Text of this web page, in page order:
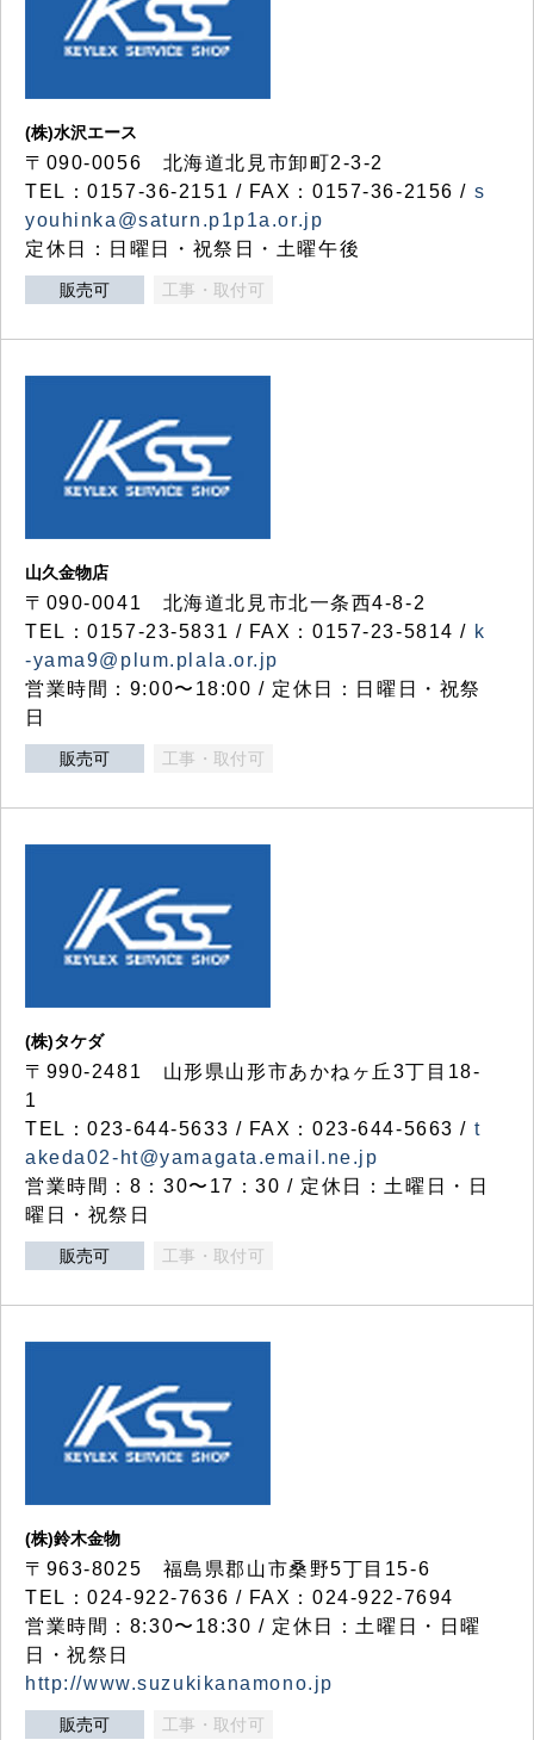
(株)水沢エース
〒090-0056 北海道北見市卸町2-3-2
TEL：0157-36-2151 / FAX：0157-36-2156 / s
youhinka@saturn.p1p1a.or.jp
定休日：日曜日・祝祭日・土曜午後
販売可 工事・取付可
山久金物店
〒090-0041 北海道北見市北一条西4-8-2
TEL：0157-23-5831 / FAX：0157-23-5814 / k
-yama9@plum.plala.or.jp
営業時間：9:00〜18:00 / 定休日：日曜日・祝祭
日
販売可 工事・取付可
(株)タケダ
〒990-2481 山形県山形市あかねヶ丘3丁目18-
1
TEL：023-644-5633 / FAX：023-644-5663 / t
akeda02-ht@yamagata.email.ne.jp
営業時間：8：30〜17：30 / 定休日：土曜日・日
曜日・祝祭日
販売可 工事・取付可
(株)鈴木金物
〒963-8025 福島県郡山市桑野5丁目15-6
TEL：024-922-7636 / FAX：024-922-7694
営業時間：8:30〜18:30 / 定休日：土曜日・日曜
日・祝祭日
http://www.suzukikanamono.jp
販売可 工事・取付可